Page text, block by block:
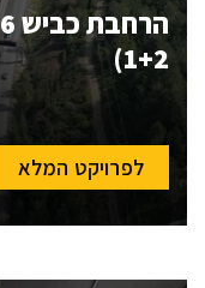
1+2)
לפרויקט המלא